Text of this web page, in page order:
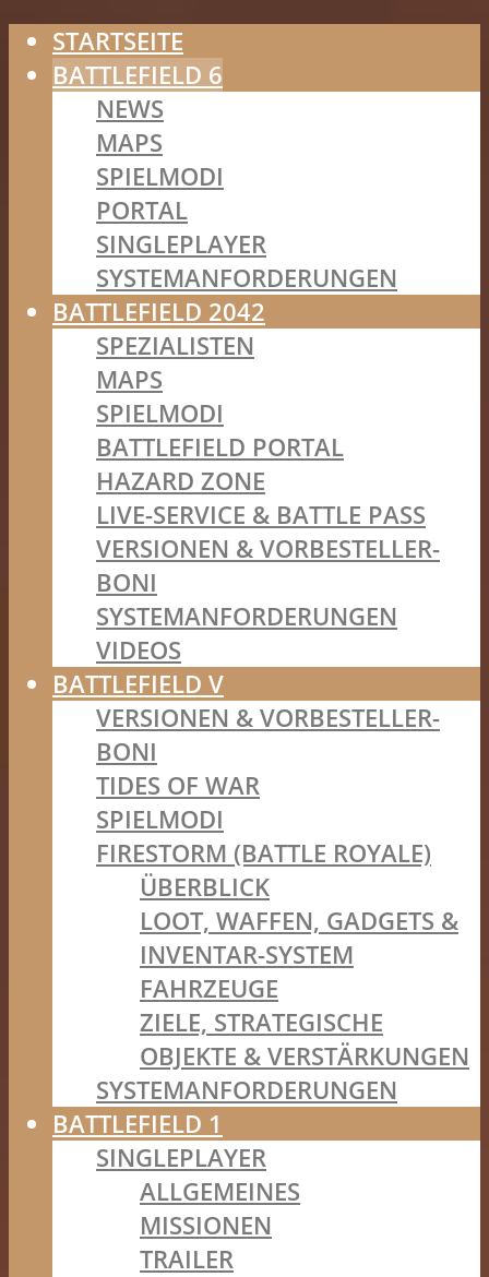
STARTSEITE
BATTLEFIELD 6
NEWS
MAPS
SPIELMODI
PORTAL
SINGLEPLAYER
SYSTEMANFORDERUNGEN
BATTLEFIELD 2042
SPEZIALISTEN
MAPS
SPIELMODI
BATTLEFIELD PORTAL
HAZARD ZONE
LIVE-SERVICE & BATTLE PASS
VERSIONEN & VORBESTELLER-
BONI
SYSTEMANFORDERUNGEN
VIDEOS
BATTLEFIELD V
VERSIONEN & VORBESTELLER-
BONI
TIDES OF WAR
SPIELMODI
FIRESTORM (BATTLE ROYALE)
ÜBERBLICK
LOOT, WAFFEN, GADGETS &
INVENTAR-SYSTEM
FAHRZEUGE
ZIELE, STRATEGISCHE
OBJEKTE & VERSTÄRKUNGEN
SYSTEMANFORDERUNGEN
BATTLEFIELD 1
SINGLEPLAYER
ALLGEMEINES
MISSIONEN
TRAILER